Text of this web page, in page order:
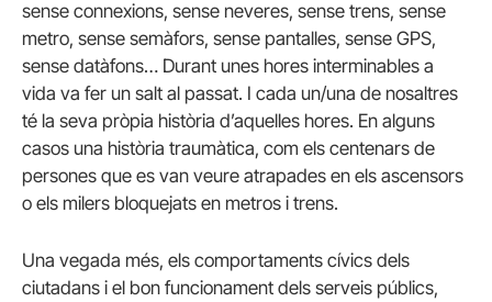
sense connexions, sense neveres, sense trens, sense
metro, sense semàfors, sense pantalles, sense GPS,
sense datàfons… Durant unes hores interminables a
vida va fer un salt al passat. I cada un/una de nosaltres
té la seva pròpia història d’aquelles hores. En alguns
casos una història traumàtica, com els centenars de
persones que es van veure atrapades en els ascensors
o els milers bloquejats en metros i trens.
Una vegada més, els comportaments cívics dels
ciutadans i el bon funcionament dels serveis públics,